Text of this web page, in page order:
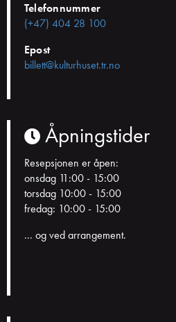
Telefonnummer
(+47) 404 28 100
Epost
billett@kulturhuset.tr.no
Åpningstider
Resepsjonen er åpen:
onsdag 11:00 - 15:00
torsdag 10:00 - 15:00
fredag: 10:00 - 15:00
... og ved arrangement.